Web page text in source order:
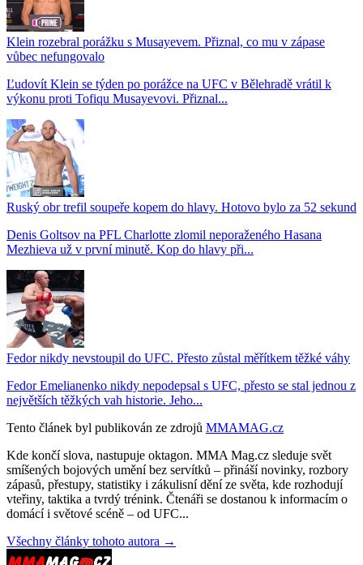
Klein rozebral porážku s Musayevem. Přiznal, co mu v zápase
vůbec nefungovalo
Ľudovít Klein se týden po porážce na UFC v Bělehradě vrátil k
výkonu proti Tofiqu Musayevovi. Přiznal...
Ruský obr trefil soupeře kopem do hlavy. Hotovo bylo za 52 sekund
Denis Goltsov na PFL Charlotte zlomil neporaženého Hasana
Mezhieva už v první minutě. Kop do hlavy při...
Fedor nikdy nevstoupil do UFC. Přesto zůstal měřítkem těžké váhy
Fedor Emelianenko nikdy nepodepsal s UFC, přesto se stal jednou z
největších těžkých vah historie. Jeho...
Tento článek byl publikován ze zdrojů MMAMAG.cz
Kde končí slova, nastupuje oktagon. MMA Mag.cz sleduje svět
smíšených bojových umění bez servítků – přináší novinky, rozbory
zápasů, přestupy, statistiky i zákulisní dění ze světa, kde rozhodují
vteřiny, taktika a tvrdý trénink. Čtenáři se dostanou k informacím o
domácí i světové scéně – od UFC...
Všechny články tohoto autora →